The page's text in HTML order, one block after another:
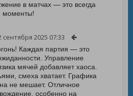
в матчах — это всегда
моменты!
сентября 2025 07:33
Каждая партия — это
Управление
мячей добавляет хаоса.
смеха хватает. Графика
не мешает. Отличное
особенно на